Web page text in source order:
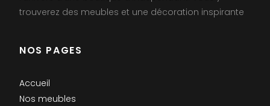
trouverez des meubles et une décoration inspirante
NOS PAGES
Accueil
Nos meubles